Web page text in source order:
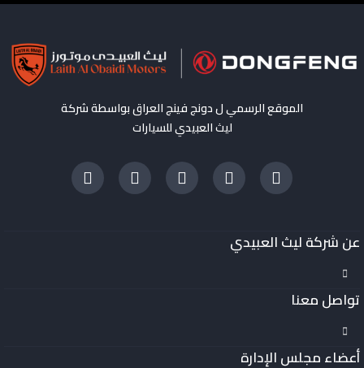
الموقع الرسمي ل دونج فينج العراق بواسطة شركة
ليث العبيدي للسيارات
عن شركة ليث العبيدي
تواصل معنا
أعضاء مجلس الإدارة